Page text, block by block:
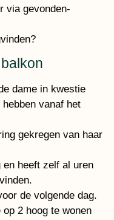
via gevonden-
dame in kwestie
hebben vanaf het
gekregen van haar
heeft zelf al uren
de volgende dag.
2 hoog te wonen